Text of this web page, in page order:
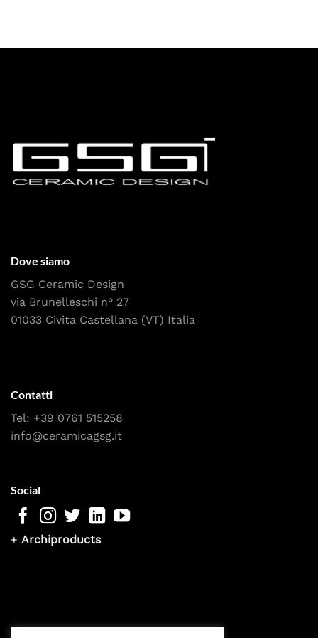
Dove siamo
GSG Ceramic Design
via Brunelleschi n° 27
01033 Civita Castellana (VT) Italia
Contatti
Tel: +39 0761 515258
info@ceramicagsg.it
Social
+ Archiproducts